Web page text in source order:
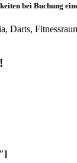
bei Buchung
Darts,